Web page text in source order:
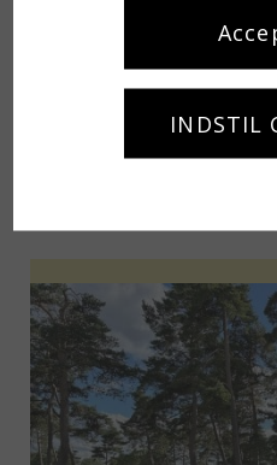
INDSTIL